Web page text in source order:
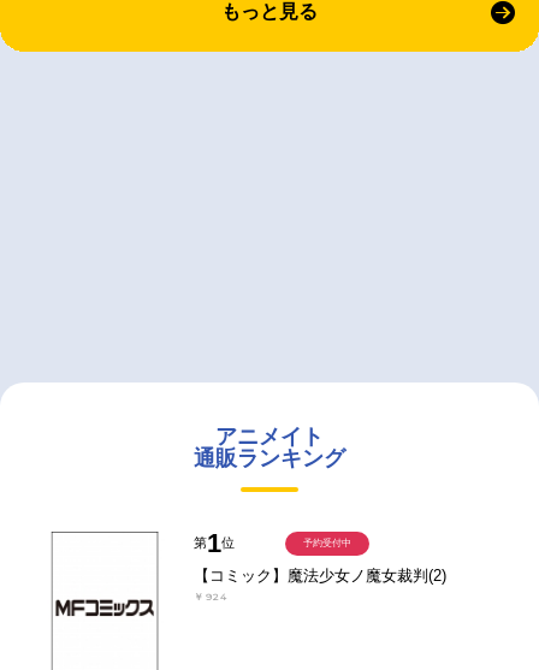
もっと見る
アニメイト
通販ランキング
第1位
【コミック】魔法少女ノ魔女裁判(2)
￥924
予約受付中